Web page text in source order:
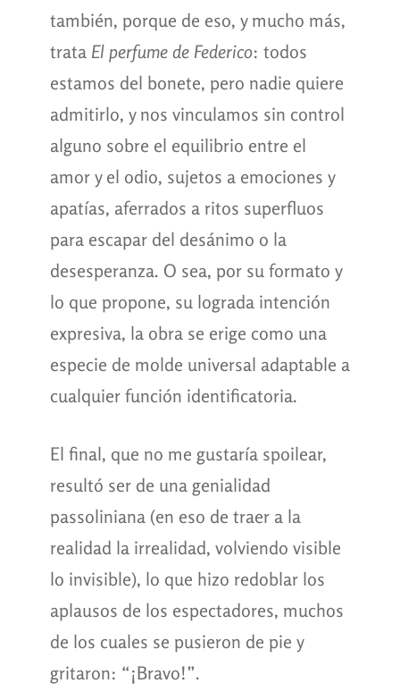
también, porque de eso, y mucho más,
trata El perfume de Federico: todos
estamos del bonete, pero nadie quiere
admitirlo, y nos vinculamos sin control
alguno sobre el equilibrio entre el
amor y el odio, sujetos a emociones y
apatías, aferrados a ritos superfluos
para escapar del desánimo o la
desesperanza. O sea, por su formato y
lo que propone, su lograda intención
expresiva, la obra se erige como una
especie de molde universal adaptable a
cualquier función identificatoria.
El final, que no me gustaría spoilear,
resultó ser de una genialidad
passoliniana (en eso de traer a la
realidad la irrealidad, volviendo visible
lo invisible), lo que hizo redoblar los
aplausos de los espectadores, muchos
de los cuales se pusieron de pie y
gritaron: “¡Bravo!”.